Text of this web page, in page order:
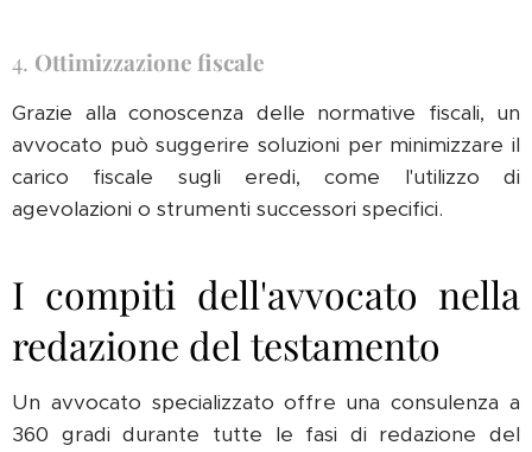
4. Ottimizzazione fiscale
Grazie alla conoscenza delle normative fiscali, un
avvocato può suggerire soluzioni per minimizzare il
carico fiscale sugli eredi, come l'utilizzo di
agevolazioni o strumenti successori specifici.
I compiti dell'avvocato nella
redazione del testamento
Un avvocato specializzato offre una consulenza a
360 gradi durante tutte le fasi di redazione del